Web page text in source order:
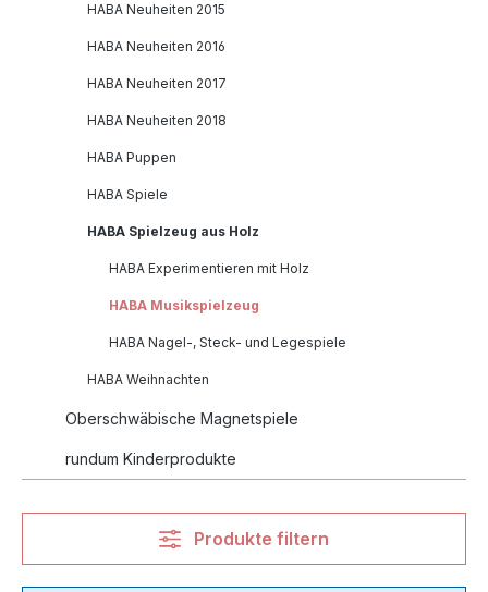
HABA Neuheiten 2015
HABA Neuheiten 2016
HABA Neuheiten 2017
HABA Neuheiten 2018
HABA Puppen
HABA Spiele
HABA Spielzeug aus Holz
HABA Experimentieren mit Holz
HABA Musikspielzeug
HABA Nagel-, Steck- und Legespiele
HABA Weihnachten
Oberschwäbische Magnetspiele
rundum Kinderprodukte
Produkte filtern